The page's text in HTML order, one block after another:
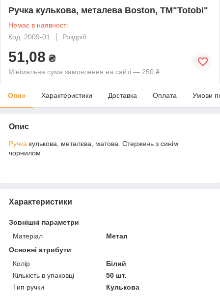
Ручка кулькова, металева Boston, ТМ"Totobi"
Немає в наявності
Код: 2009-01
Роздріб
51,08 ₴
Мінімальна сума замовлення на сайті — 250 ₴
Опис Характеристики Доставка Оплата Умови
Опис
Ручка кулькова, металєва, матова. Стержень з синім
чорнилом
Характеристики
Зовнішні параметри
Матеріал
Метал
Основні атрибути
Колір
Білий
Кількість в упаковці
50 шт.
Тип ручки
Кулькова